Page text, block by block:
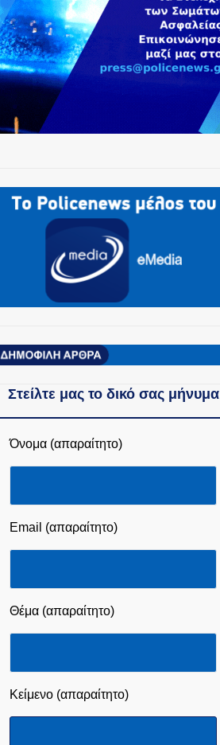
Στείλτε μας το δικό σας μήνυμα
Όνομα (απαραίτητο)
Email (απαραίτητο)
Θέμα (απαραίτητο)
Κείμενο (απαραίτητο)